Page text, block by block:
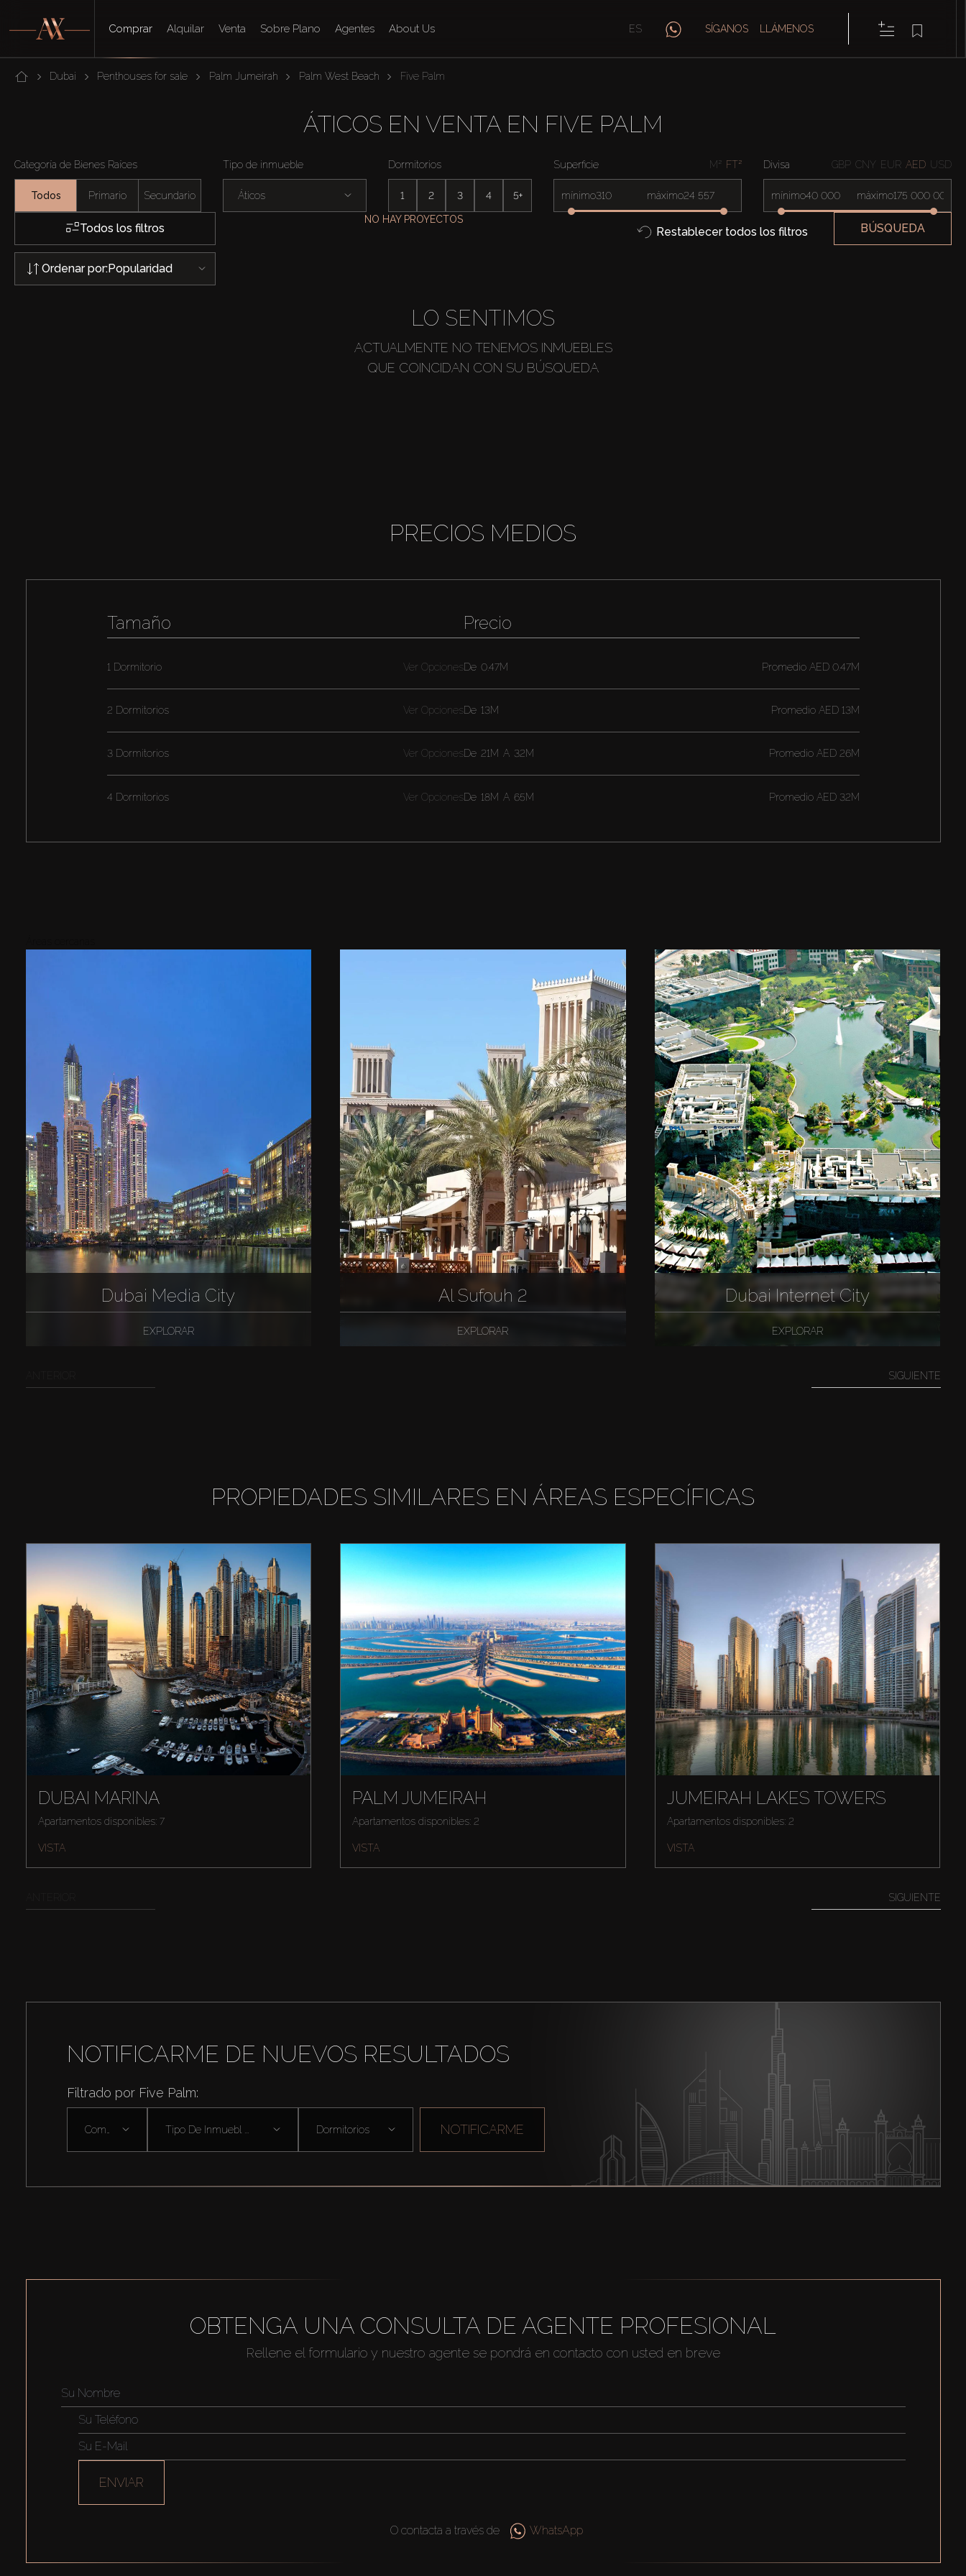
Comprar Alquilar Venta Sobre Plano Agentes About Us ES SÍGANOS LLÁMENOS
Dubai Penthouses for sale Palm Jumeirah Palm West Beach Five Palm
ÁTICOS EN VENTA EN FIVE PALM
Categoría de Bienes Raíces
Todos Primario Secundario
Tipo de inmueble
Áticos
Dormitorios
1 2 3 4 5+
Superficie M² FT²
mínimo máximo
Divisa GBP CNY EUR AED USD
mínimo máximo
Todos los filtros
NO HAY PROYECTOS
Restablecer todos los filtros BÚSQUEDA
Ordenar por:Popularidad
LO SENTIMOS
ACTUALMENTE NO TENEMOS INMUEBLES
QUE COINCIDAN CON SU BÚSQUEDA
PRECIOS MEDIOS
Tamaño
1 Dormitorio Ver Opciones
2 Dormitorios Ver Opciones
3 Dormitorios Ver Opciones
4 Dormitorios Ver Opciones
Precio
De 0.47M PromedioAED 0.47M
De 13M PromedioAED 13M
De 21M A 32M PromedioAED 26M
De 18M A 65M PromedioAED 32M
Dubai Media City
EXPLORAR
Al Sufouh 2
EXPLORAR
Dubai Internet City
EXPLORAR
SIGUIENTE
PROPIEDADES SIMILARES EN ÁREAS ESPECÍFICAS
DUBAI MARINA
Apartamentos disponibles: 7
VISTA
PALM JUMEIRAH
Apartamentos disponibles: 2
VISTA
JUMEIRAH LAKES TOWERS
Apartamentos disponibles: 2
VISTA
SIGUIENTE
NOTIFICARME DE NUEVOS RESULTADOS
Filtrado por Five Palm:
Tipo De Inmuebl ... Dormitorios NOTIFICARME
OBTENGA UNA CONSULTA DE AGENTE PROFESIONAL
Rellene el formulario y nuestro agente se pondrá en contacto con usted en breve
ENVIAR
O contacta a través de WhatsApp